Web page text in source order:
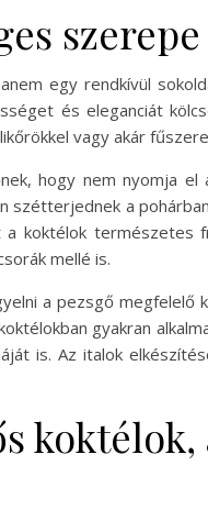
egy rendkívül
és eleganciát
vagy akár
hogy nem nyomja
szétterjednek a
koktélok természetes
mellé is.
a pezsgő megfelelő
gyakran
is. Az italok